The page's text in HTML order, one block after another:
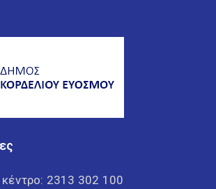
2313 302 100